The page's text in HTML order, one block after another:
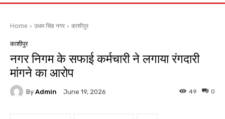
Home उधम सिंह नगर काशीपुर
काशीपुर
नगर निगम के सफाई कर्मचारी ने लगाया रंगदारी
मांगने का आरोप
By Admin June 19, 2026 0
49